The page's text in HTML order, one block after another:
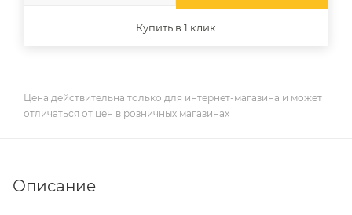
Купить в 1 клик
Цена действительна только для интернет-магазина и может
отличаться от цен в розничных магазинах
Описание